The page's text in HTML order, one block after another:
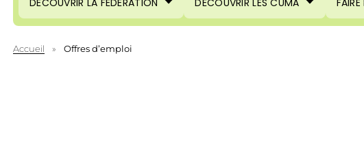
Accueil » Offres d’emploi